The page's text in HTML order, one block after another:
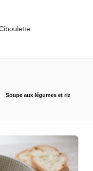
Soupe aux légumes et riz